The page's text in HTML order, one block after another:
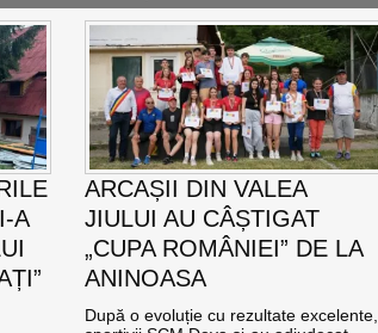
A
ARCAȘII DIN VALEA
JIULUI AU CÂȘTIGAT
„CUPA ROMÂNIEI” DE LA
ANINOASA
După o evoluție cu rezultate excelente,